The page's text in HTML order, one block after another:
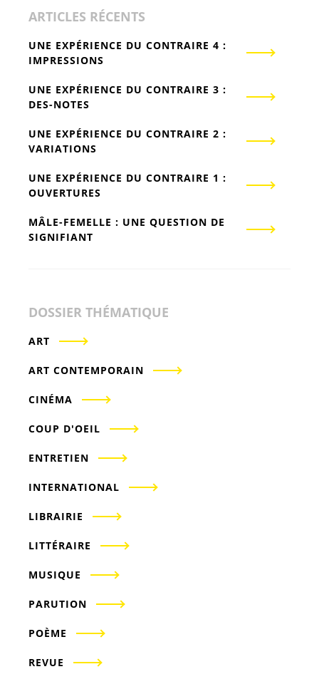
ARTICLES RÉCENTS
UNE EXPÉRIENCE DU CONTRAIRE 4 :
IMPRESSIONS
UNE EXPÉRIENCE DU CONTRAIRE 3 :
DES-NOTES
UNE EXPÉRIENCE DU CONTRAIRE 2 :
VARIATIONS
UNE EXPÉRIENCE DU CONTRAIRE 1 :
OUVERTURES
MÂLE-FEMELLE : UNE QUESTION DE
SIGNIFIANT
DOSSIER THÉMATIQUE
ART
ART CONTEMPORAIN
CINÉMA
COUP D'OEIL
ENTRETIEN
INTERNATIONAL
LIBRAIRIE
LITTÉRAIRE
MUSIQUE
PARUTION
POÈME
REVUE